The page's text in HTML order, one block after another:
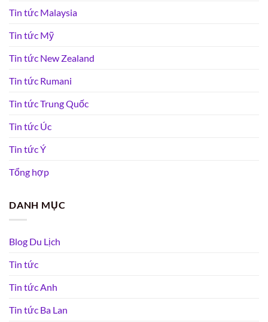
Tin tức Malaysia
Tin tức Mỹ
Tin tức New Zealand
Tin tức Rumani
Tin tức Trung Quốc
Tin tức Úc
Tin tức Ý
Tổng hợp
DANH MỤC
Blog Du Lịch
Tin tức
Tin tức Anh
Tin tức Ba Lan